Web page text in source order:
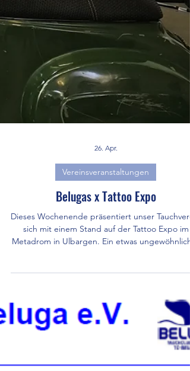
26. Apr.
Vereinsveranstaltungen
Belugas x Tattoo Expo
Dieses Wochenende präsentiert unser
interessiertes Publikum und viele angenehme
vielversprechende Gespräche, so unser Fazit zu
den zwei Tagen. Danke an Isabel und Vito für
Möglichkeit unseren Verein auf dieser
Veranstaltung zu präsentieren. Fotos: TC
e.V.